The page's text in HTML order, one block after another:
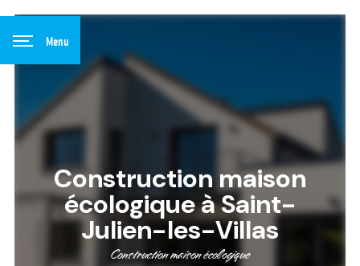
Menu
Construction maison
écologique à Saint-
Julien-les-Villas
Construction maison écologique